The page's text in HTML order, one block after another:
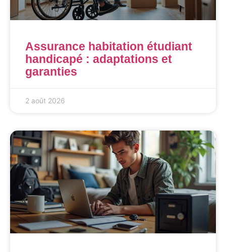
Assurance habitation étudiant
handicapé : adaptations et
garanties
2 août 2026